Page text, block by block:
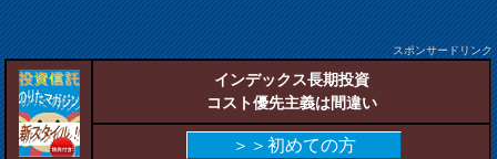
スポンサードリンク
インデックス長期投資
コスト優先主義は間違い
＞＞初めての方